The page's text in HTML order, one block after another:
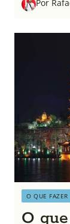
Por
O QUE FAZER
O